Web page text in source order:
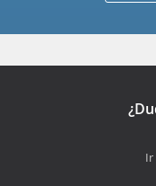
Ir